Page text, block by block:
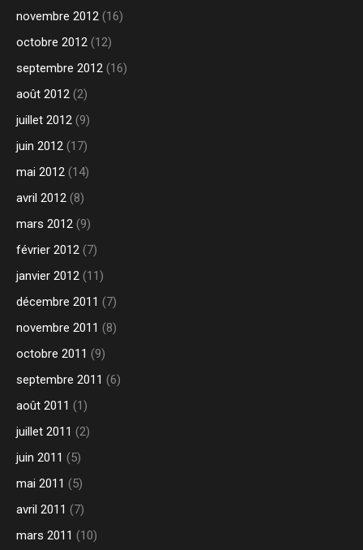
novembre 2012 (16)
octobre 2012 (12)
septembre 2012 (16)
août 2012 (2)
juillet 2012 (9)
juin 2012 (17)
mai 2012 (14)
avril 2012 (8)
mars 2012 (9)
février 2012 (7)
janvier 2012 (11)
décembre 2011 (7)
novembre 2011 (8)
octobre 2011 (9)
septembre 2011 (6)
août 2011 (1)
juillet 2011 (2)
juin 2011 (5)
mai 2011 (5)
avril 2011 (7)
mars 2011 (10)